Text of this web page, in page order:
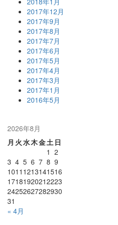
2017年12月
2017年9月
2017年8月
2017年7月
2017年6月
2017年5月
2017年4月
2017年3月
2017年1月
2016年5月
2026年8月
月 火水木金土 日
« 4月
1 2
3 4 5 6 7 8 9
1011 1213141516
17181920212223
24252627282930
31